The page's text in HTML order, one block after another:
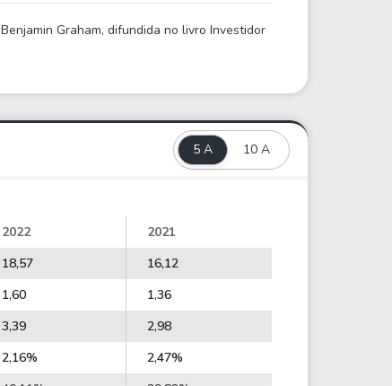
Graham, difundida no livro Investidor
5 A 10 A
2022
2021
18,57
16,12
1,60
1,36
3,39
2,98
2,16%
2,47%